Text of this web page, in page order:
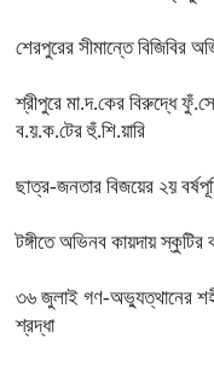
শেরপুরের সীমান্তে বিজিবির
শ্রীপুরে মা.দ.কের বিরুদ্ধে
ব.য়.ক.টের হুঁ.শি.য়ারি
ছাত্র-জনতার বিজয়ের ২য়
টঙ্গীতে অভিনব কায়দায়
৩৬ জুলাই গণ-অভ্যুত্থানের
শ্রদ্ধা